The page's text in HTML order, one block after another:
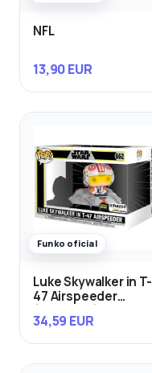
NFL
13,90 EUR
Funko oficial
Luke Skywalker in T-
47 Airspeeder
34,59 EUR